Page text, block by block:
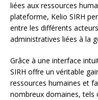
liées aux ressources
plateforme, Kelio SIRH
entre les différents
administratives liées à la
Grâce à une interface
SIRH offre un véritable
ressources humaines et
nombreux domaines, tels